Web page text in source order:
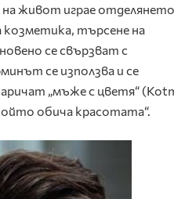
живот играе
козметика, търсене на
се свързват с
се използва и се
„мъжe с цветя“
обича красотата“.